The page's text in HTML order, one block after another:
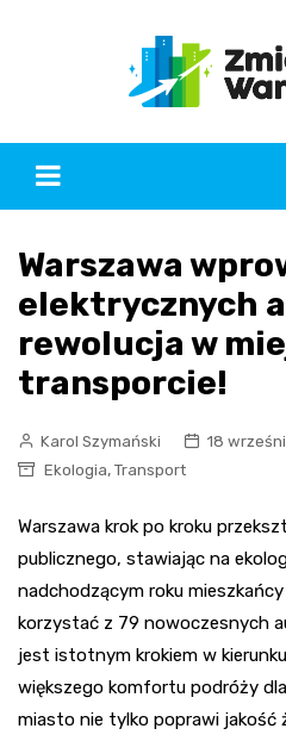
Warszawa
elektrycznych
rewolucja w
transporcie!
Karol Szymański
18
Ekologia, Transport
Warszawa krok po kroku
publicznego, stawiając na
nadchodzącym roku
korzystać z 79 nowoczesnych
jest istotnym krokiem w
większego komfortu podróży
miasto nie tylko poprawi jakość